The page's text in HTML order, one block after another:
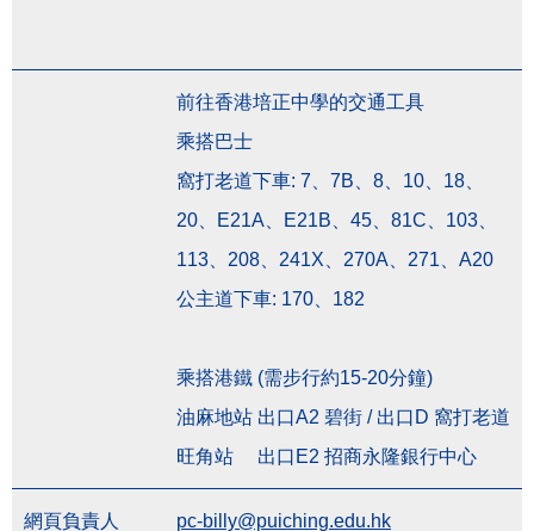
前往香港培正中學的交通工具
乘搭巴士
窩打老道下車: 7、7B、8、10、18、
20、E21A、E21B、45、81C、103、
113、208、241X、270A、271、A20
公主道下車: 170、182
乘搭港鐵 (需步行約15-20分鐘)
油麻地站 出口A2 碧街 / 出口D 窩打老道
旺角站 出口E2 招商永隆銀行中心
網頁負責人 pc-billy@puiching.edu.hk